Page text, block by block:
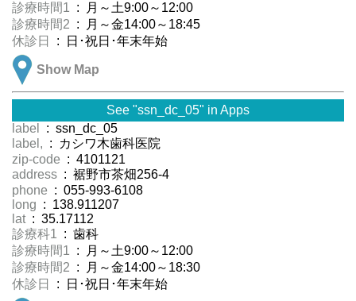
診療時間1 : 月～土9:00～12:00
診療時間2 : 月～金14:00～18:45
休診日
: 日･祝日･年末年始
Show Map
See "ssn_dc_05" in Apps
label
: ssn_dc_05
label, : カシワ木歯科医院
zip-code : 4101121
address : 裾野市茶畑256-4
phone : 055-993-6108
long : 138.911207
lat : 35.17112
診療科1 : 歯科
診療時間1 : 月～土9:00～12:00
診療時間2 : 月～金14:00～18:30
休診日
: 日･祝日･年末年始